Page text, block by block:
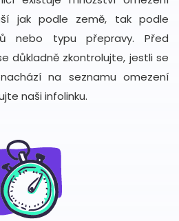
jak podle země, tak podle
nebo typu přepravy. Před
důkladně zkontrolujte, jestli se
na seznamu omezení
naši infolinku.